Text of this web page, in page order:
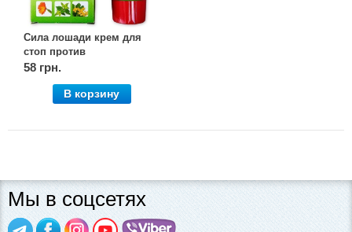
Сила лошади крем для
стоп против
потоотделения, 75 мл,
58 грн.
В корзину
Мы в соцсетях